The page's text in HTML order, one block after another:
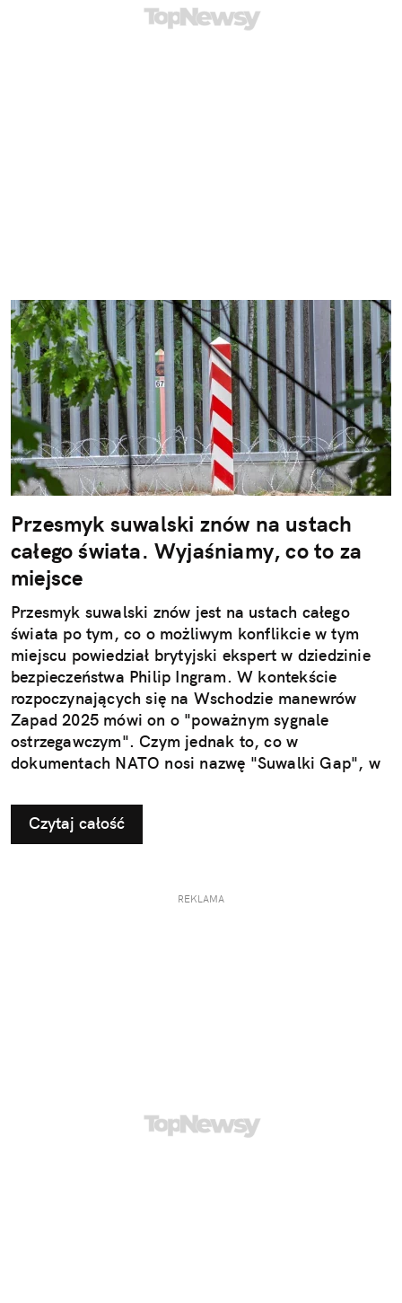
Przesmyk suwalski znów na ustach
całego świata. Wyjaśniamy, co to za
miejsce
Przesmyk suwalski znów jest na ustach całego
świata po tym, co o możliwym konflikcie w tym
miejscu powiedział brytyjski ekspert w dziedzinie
bezpieczeństwa Philip Ingram. W kontekście
rozpoczynających się na Wschodzie manewrów
Zapad 2025 mówi on o "poważnym sygnale
ostrzegawczym". Czym jednak to, co w
dokumentach NATO nosi nazwę "Suwalki Gap", w
Czytaj całość
REKLAMA